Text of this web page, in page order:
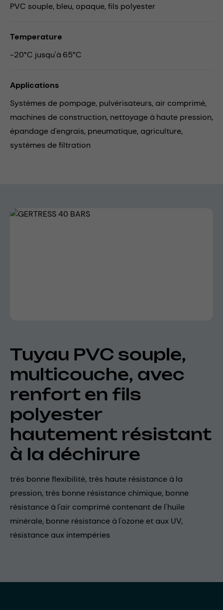
PVC souple, bleu, opaque, fils polyester
Temperature
-20°C jusqu'à 65°C
Applications
Systèmes de pompage, pulvérisateurs, air comprimé,
machines de construction, nettoyage à haute pression,
épandage d'engrais, pneumatique, agriculture,
systèmes de filtration
Skip image gallery
Tuyau PVC souple,
multicouche, avec
renfort en fils
polyester
hautement résistant
à la déchirure
très bonne flexibilité, très haute résistance à la
pression, très bonne résistance chimique, bonne
résistance à l'air comprimé contenant de l'huile
minérale, bonne résistance à l'ozone et aux UV,
résistance aux intempéries